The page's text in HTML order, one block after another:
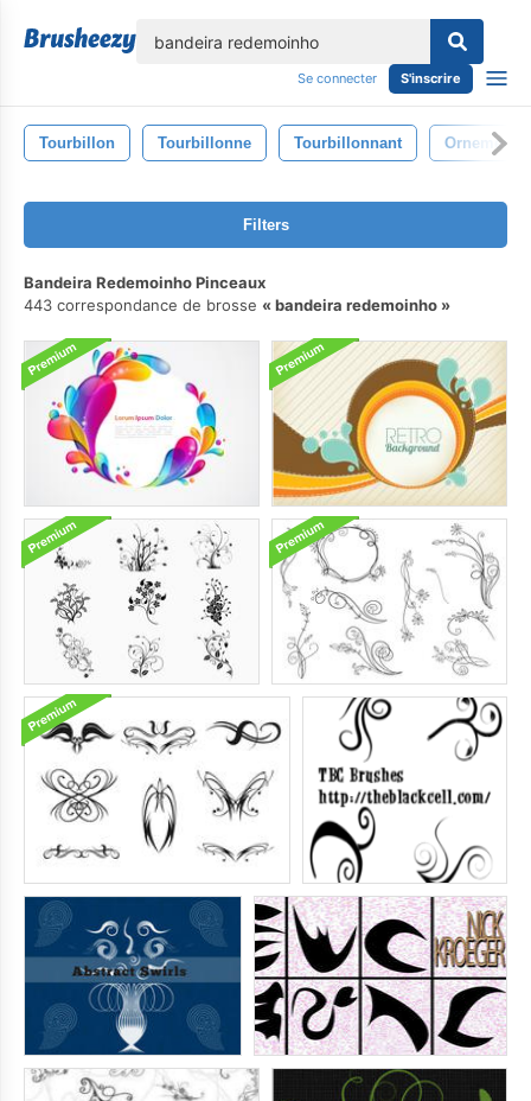
Se connecter S'inscrire
Tourbillon Tourbillonne Tourbillonnant Ornement
Filters
Bandeira Redemoinho Pinceaux
443 correspondance de brosse
bandeira redemoinho